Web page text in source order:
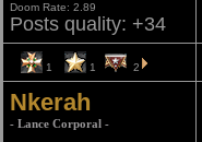
Doom Rate: 2.89
Posts quality: +34
1 1 2
Nkerah
- Lance Corporal -